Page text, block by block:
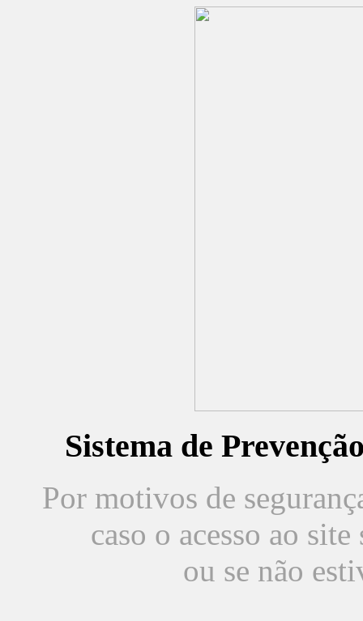
Sistema de
Por motivos de
caso o acesso ao
ou se não